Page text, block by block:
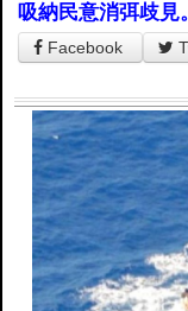
吸納民意消弭歧見
Facebook